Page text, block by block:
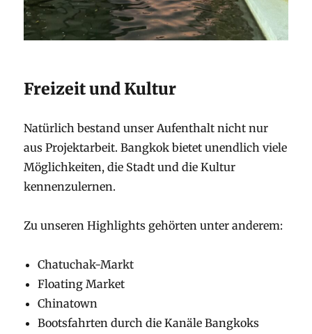
Freizeit und Kultur
Natürlich bestand unser Aufenthalt nicht nur
aus Projektarbeit. Bangkok bietet unendlich viele
Möglichkeiten, die Stadt und die Kultur
kennenzulernen.
Zu unseren Highlights gehörten unter anderem:
Chatuchak-Markt
Floating Market
Chinatown
Bootsfahrten durch die Kanäle Bangkoks